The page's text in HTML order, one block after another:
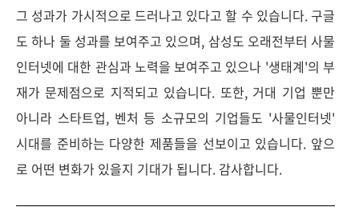
그 성과가 가시적으로 드러나고 있다고 할 수 있습니다. 구글
도 하나 둘 성과를 보여주고 있으며, 삼성도 오래전부터 사물
인터넷에 대한 관심과 노력을 보여주고 있으나 '생태계'의 부
재가 문제점으로 지적되고 있습니다. 또한, 거대 기업 뿐만
아니라 스타트업, 벤처 등 소규모의 기업들도 '사물인터넷'
시대를 준비하는 다양한 제품들을 선보이고 있습니다. 앞으
로 어떤 변화가 있을지 기대가 됩니다. 감사합니다.